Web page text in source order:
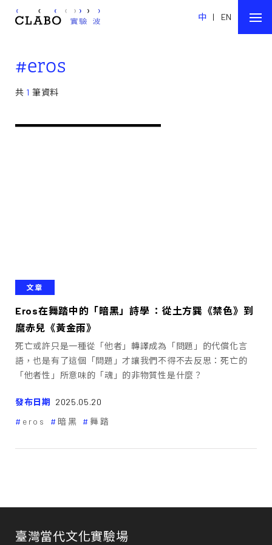
中 | EN
#eros
共 1 筆資料
文章
Eros在舞踏中的「暗黑」詩學 ：從土方巽《禁色》到
麿赤兒《黃金雨》
死亡或許只是一種從「他者」轉譯成為「問題」的代償化言
語，也是有了這個「問題」才讓我們不得不去反思：死亡的
「他者性」所意味的「魂」的非物質性是什麼？
發布日期 2025.05.20
eros
暗黑 舞踏
臺灣當代文化實驗場